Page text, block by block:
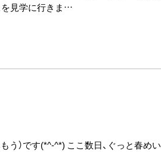
見学に行きま…
う）です(*^-^*) ここ数日、ぐっと春めい